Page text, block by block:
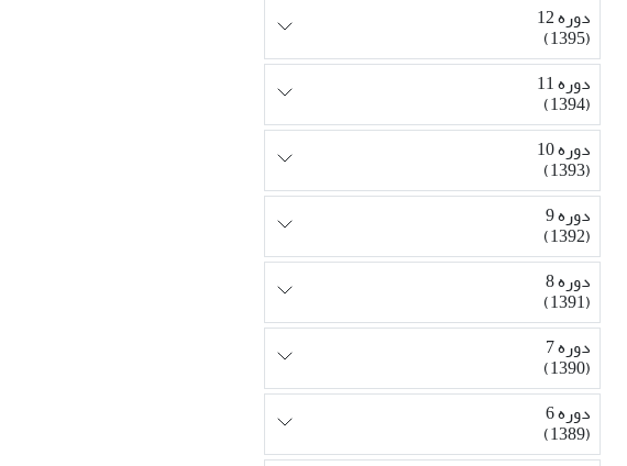
دوره 12
(1395)
دوره 11
(1394)
دوره 10
(1393)
دوره 9
(1392)
دوره 8
(1391)
دوره 7
(1390)
دوره 6
(1389)